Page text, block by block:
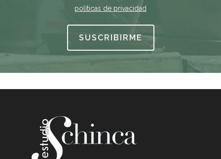
políticas de privacidad